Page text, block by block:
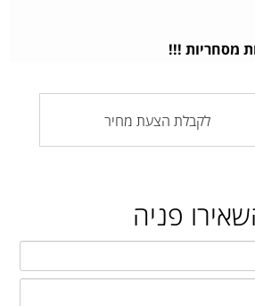
מסחריות !!!
לקבלת הצעת מחיר
פניה